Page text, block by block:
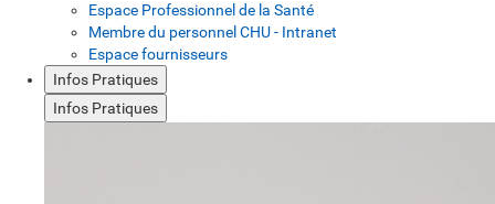
Espace Professionnel de la Santé
Membre du personnel CHU - Intranet
Espace fournisseurs
Infos Pratiques
Infos Pratiques